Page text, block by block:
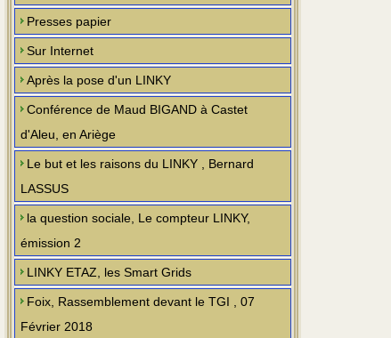
Presses papier
Sur Internet
Après la pose d'un LINKY
Conférence de Maud BIGAND à Castet
d'Aleu, en Ariège
Le but et les raisons du LINKY , Bernard
LASSUS
la question sociale, Le compteur LINKY,
émission 2
LINKY ETAZ, les Smart Grids
Foix, Rassemblement devant le TGI , 07
Février 2018